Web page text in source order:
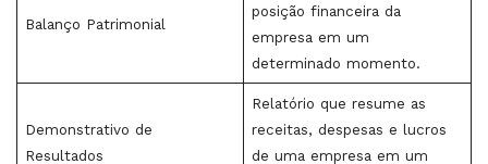
Balanço Patrimonial
posição financeira da
empresa em um
determinado momento.
Demonstrativo de
Resultados
Relatório que resume as
receitas, despesas e lucros
de uma empresa em um